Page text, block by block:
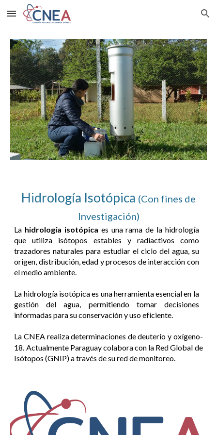
Skip to main content Skip to navigation
Hidrología Isotópica (Con fines de
Investigación)
La hidrología isotópica es una rama de la hidrología
que utiliza isótopos estables y radiactivos como
trazadores naturales para estudiar el ciclo del agua, su
origen, distribución, edad y procesos de interacción con
el medio ambiente.
La hidrología isotópica es una herramienta esencial en la
gestión del agua, permitiendo tomar decisiones
informadas para su conservación y uso eficiente.
La CNEA realiza determinaciones de deuterio y oxígeno-
18. Actualmente Paraguay colabora con la Red Global de
Isótopos (GNIP) a través de su red de monitoreo.